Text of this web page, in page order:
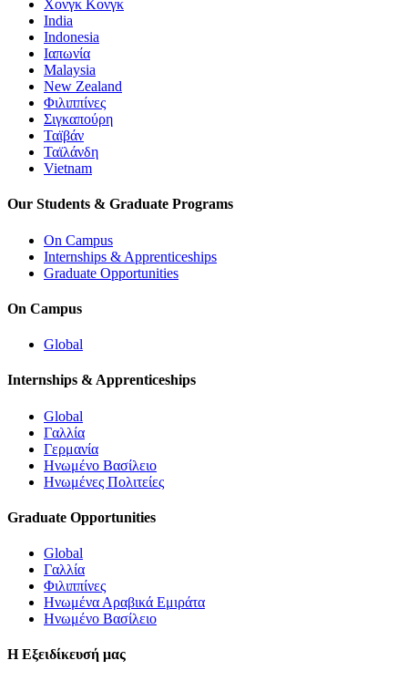
Χονγκ Κονγκ
India
Indonesia
Ιαπωνία
Malaysia
New Zealand
Φιλιππίνες
Σιγκαπούρη
Ταϊβάν
Ταϊλάνδη
Vietnam
Our Students & Graduate Programs
On Campus
Internships & Apprenticeships
Graduate Opportunities
On Campus
Global
Internships & Apprenticeships
Global
Γαλλία
Γερμανία
Ηνωμένο Βασίλειο
Ηνωμένες Πολιτείες
Graduate Opportunities
Global
Γαλλία
Φιλιππίνες
Ηνωμένα Αραβικά Εμιράτα
Ηνωμένο Βασίλειο
Η Εξειδίκευσή μας